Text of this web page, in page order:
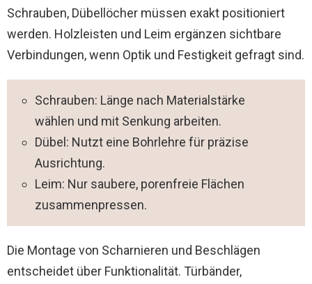
Schrauben, Dübellöcher müssen exakt positioniert
werden. Holzleisten und Leim ergänzen sichtbare
Verbindungen, wenn Optik und Festigkeit gefragt sind.
Schrauben: Länge nach Materialstärke
wählen und mit Senkung arbeiten.
Dübel: Nutzt eine Bohrlehre für präzise
Ausrichtung.
Leim: Nur saubere, porenfreie Flächen
zusammenpressen.
Die Montage von Scharnieren und Beschlägen
entscheidet über Funktionalität. Türbänder,